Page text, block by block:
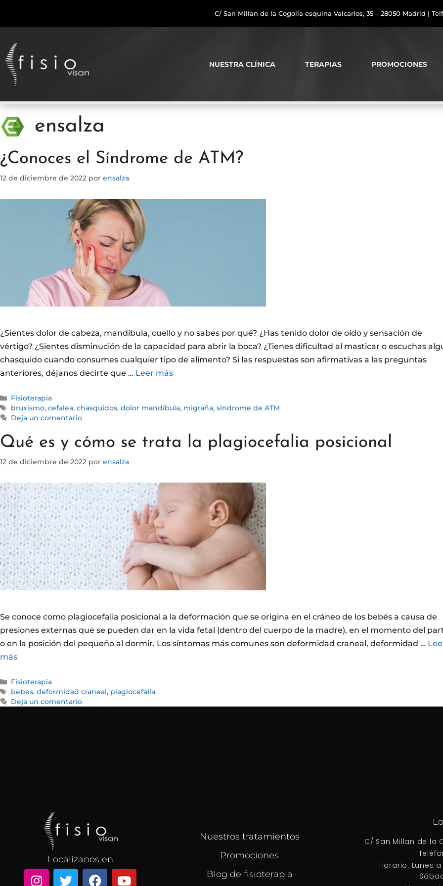
C/ San Millan de la Cogolla esquina Valcarlos, 35 – 28050 Madrid |
NUESTRA CLÍNICA TERAPIAS PROMOCIONES
ensalza
¿Conoces el Síndrome de ATM?
12 de diciembre de 2022 por ensalza
¿Sientes dolor de cabeza, mandíbula, cuello y no sabes por qué? ¿Has tenido dolor de oído y sensación de
vértigo? ¿Sientes disminución de la capacidad para abrir la boca? ¿Tienes dificultad al masticar o escuchas
chasquido cuando consumes cualquier tipo de alimento? Si las respuestas son afirmativas a las preguntas
anteriores, déjanos decirte que … Leer más
Fisioterapia
bruxismo, cefalea, chasquidos, dolor mandíbula, migraña, síndrome de ATM
Deja un comentario
Qué es y cómo se trata la plagiocefalia posicional
12 de diciembre de 2022 por ensalza
Se conoce como plagiocefalia posicional a la deformación que se origina en el cráneo de los bebés a causa de
presiones externas que se pueden dar en la vida fetal (dentro del cuerpo de la madre), en el momento del
o en la posición del pequeño al dormir. Los síntomas más comunes son deformidad craneal, deformidad …
más
Fisioterapia
bebes, deformidad craneal, plagiocefalia
Deja un comentario
Localízanos en
Nuestros tratamientos
Promociones
Blog de fisioterapia
C/ San Millan de la
Horario: Lunes